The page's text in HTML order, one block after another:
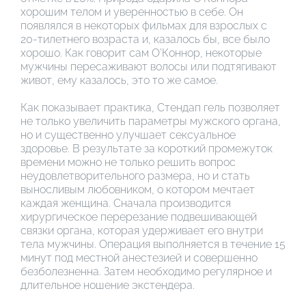
хорошим телом и уверенностью в себе. Он
появлялся в некоторых фильмах для взрослых с
20-тилетнего возраста и, казалось бы, все было
хорошо. Как говорит сам О’Коннор, некоторые
мужчины пересаживают волосы или подтягивают
живот, ему казалось, это то же самое.
Как показывает практика, Стендап гель позволяет
не только увеличить параметры мужского органа,
но и существенно улучшает сексуальное
здоровье. В результате за короткий промежуток
времени можно не только решить вопрос
неудовлетворительного размера, но и стать
выносливым любовником, о котором мечтает
каждая женщина. Сначала производится
хирургическое перерезание подвешивающей
связки органа, которая удерживает его внутри
тела мужчины. Операция выполняется в течение 15
минут под местной анестезией и совершенно
безболезненна. Затем необходимо регулярное и
длительное ношение экстендера.